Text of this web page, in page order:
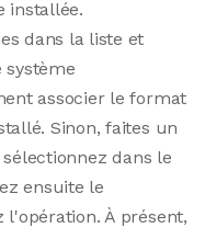
installée.
dans la liste et
système
associer le format
Sinon, faites un
dans le
ensuite le
À présent,